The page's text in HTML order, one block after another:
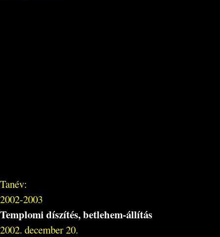
Tanév:
2002-2003
Templomi díszítés, betlehem-állítás
2002. december 20.